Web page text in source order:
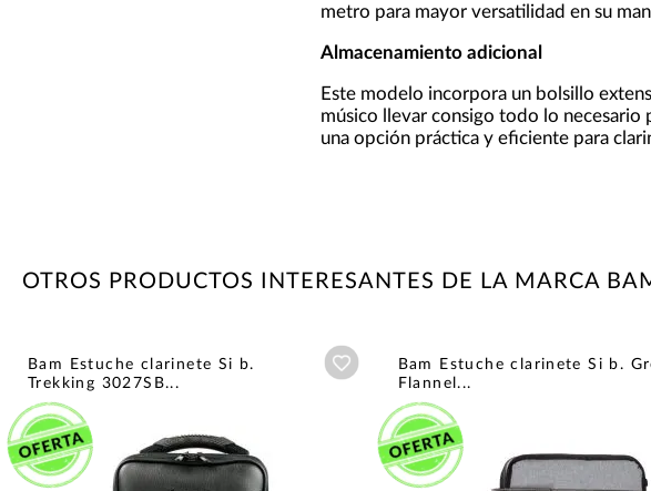
metro para mayor versatilidad en su
Almacenamiento adicional
Este modelo incorpora un bolsillo
músico llevar consigo todo lo necesario
una opción práctica y eficiente para
OTROS PRODUCTOS INTERESANTES DE LA MARCA
Bam Estuche clarinete Si b.
Trekking 3027SB...
Añadir a wishlist
Bam Estuche clarinete Si b.
Flannel...